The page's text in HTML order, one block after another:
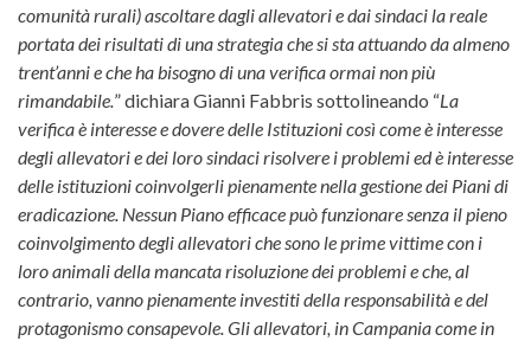
comunità rurali) ascoltare dagli allevatori e dai sindaci la reale
portata dei risultati di una strategia che si sta attuando da almeno
trent’anni e che ha bisogno di una verifica ormai non più
rimandabile.” dichiara Gianni Fabbris sottolineando “La
verifica è interesse e dovere delle Istituzioni così come è interesse
degli allevatori e dei loro sindaci risolvere i problemi ed è interesse
delle istituzioni coinvolgerli pienamente nella gestione dei Piani di
eradicazione. Nessun Piano efficace può funzionare senza il pieno
coinvolgimento degli allevatori che sono le prime vittime con i
loro animali della mancata risoluzione dei problemi e che, al
contrario, vanno pienamente investiti della responsabilità e del
protagonismo consapevole. Gli allevatori, in Campania come in